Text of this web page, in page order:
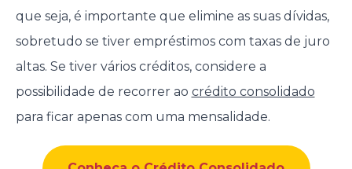
que seja, é importante que elimine as suas dívidas,
sobretudo se tiver empréstimos com taxas de juro
altas. Se tiver vários créditos, considere a
possibilidade de recorrer ao crédito consolidado
para ficar apenas com uma mensalidade.